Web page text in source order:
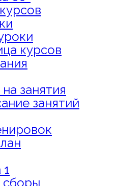
курсов
занятия
занятий
1
сборы